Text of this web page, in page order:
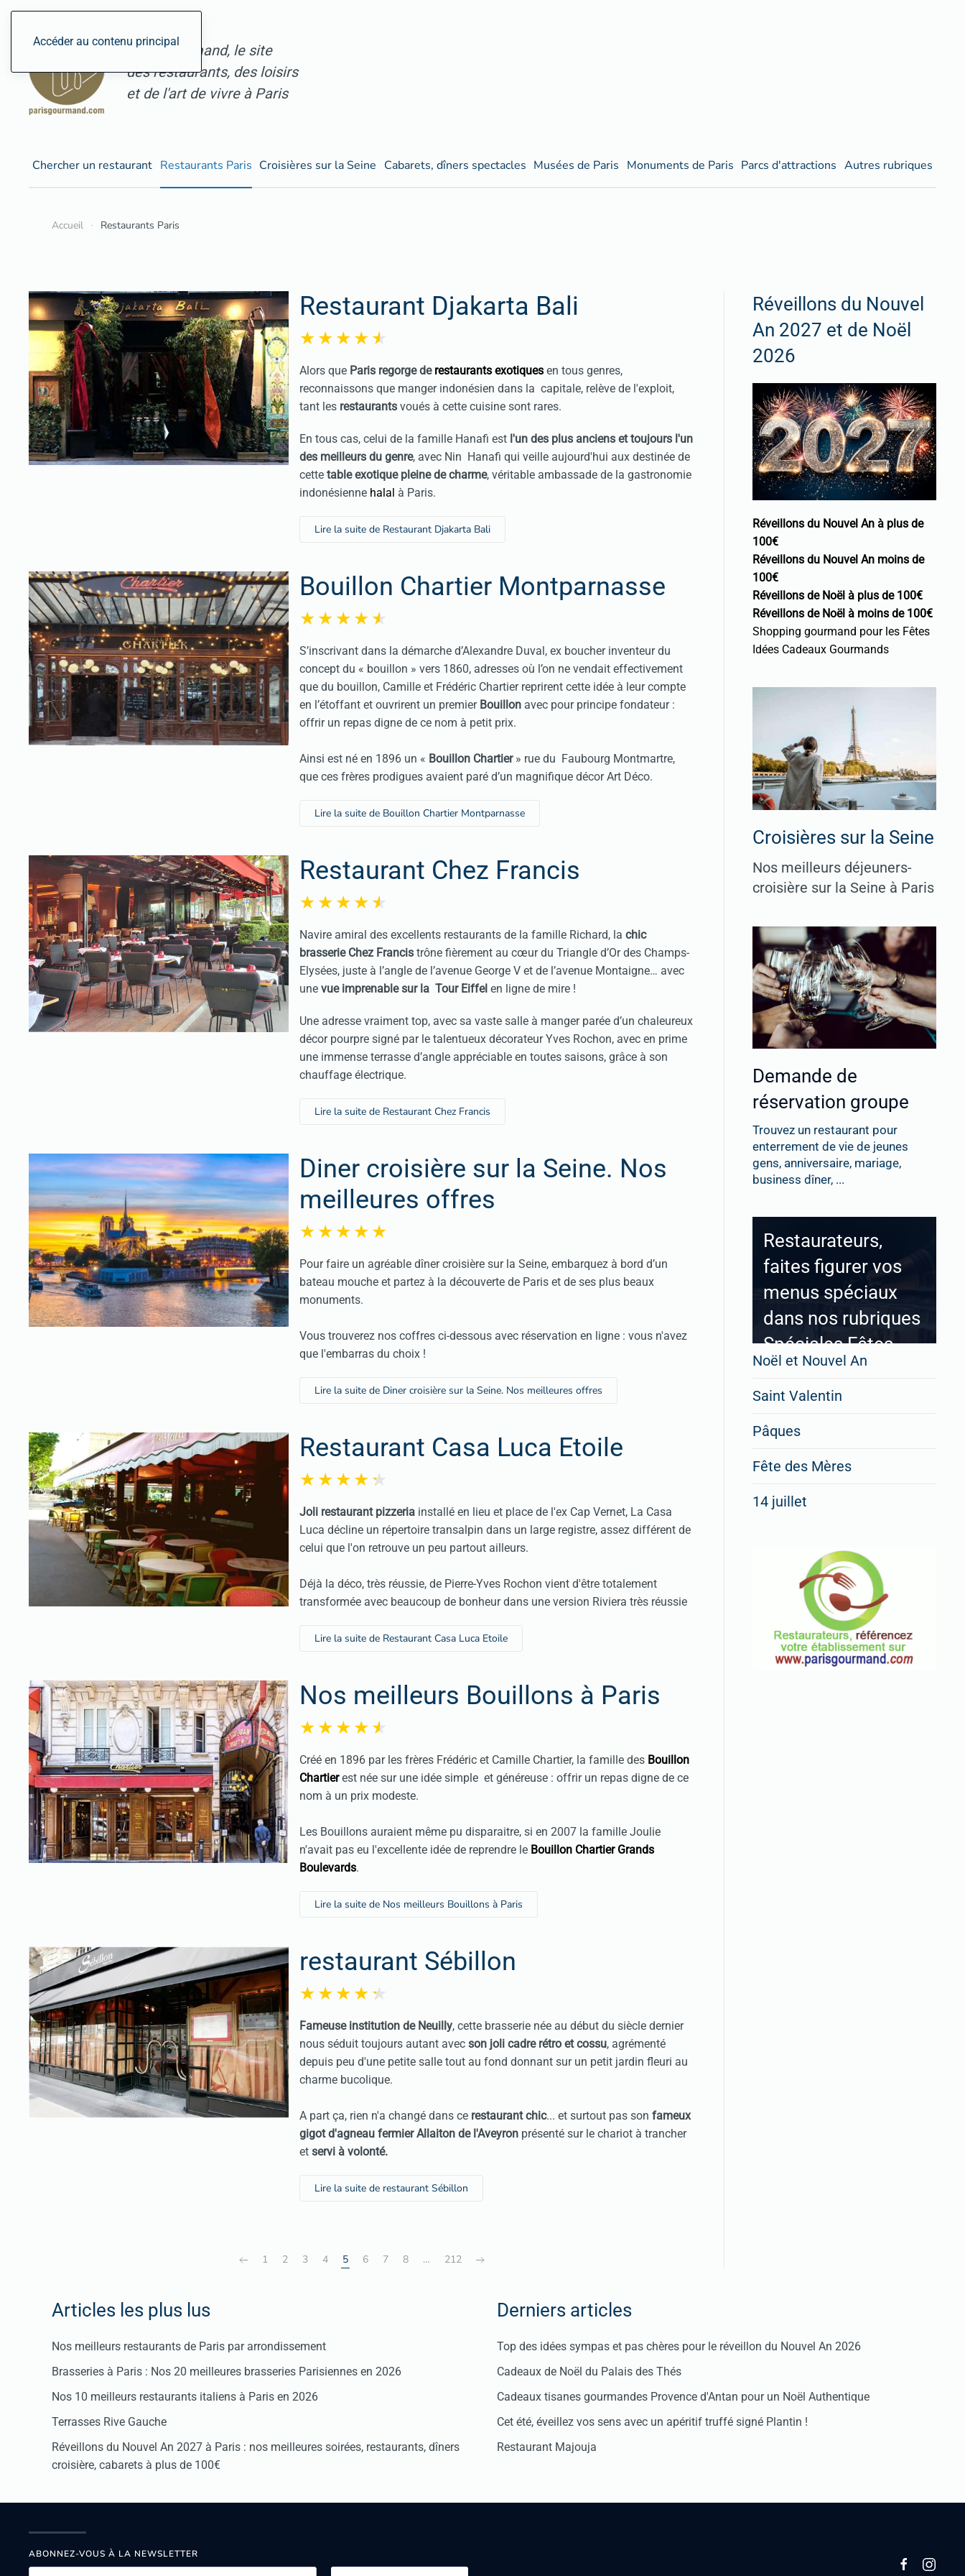
Accéder au contenu principal
ParisGourmand, le site
des restaurants, des loisirs
et de l'art de vivre à Paris
Chercher un restaurant Restaurants Paris Croisières sur la Seine Cabarets, dîners spectacles Musées de Paris Monuments de Paris Parcs d'attractions Autres rubriques
Accueil Restaurants Paris
Restaurant Djakarta Bali
Alors que Paris regorge de restaurantsexotiques en tous genres,
reconnaissons que manger indonésien dans la capitale, relève de l'exploit,
tant les restaurants voués à cette cuisine sont rares.
En tous cas, celui de la famille Hanafi est l'un des plus anciens et toujours l'un
des meilleurs du genre, avec Nin Hanafi qui veille aujourd'hui aux destinée de
cettetable exotique pleine de charme, véritable ambassade de la gastronomie
indonésienne halal à Paris.
Lire la suite de Restaurant Djakarta Bali
Bouillon Chartier Montparnasse
S’inscrivant dans la démarche d’Alexandre Duval, ex boucher inventeur du
concept du « bouillon » vers 1860, adresses où l’on ne vendait effectivement
que du bouillon, Camille et Frédéric Chartier reprirent cette idée à leur compte
en l’étoffant et ouvrirent un premier Bouillon avec pour principe fondateur :
offrir un repas digne de ce nom à petit prix.
Ainsi est né en 1896 un « Bouillon Chartier» rue du Faubourg Montmartre,
que ces frères prodigues avaient paré d’un magnifique décor Art Déco.
Lire la suite de Bouillon Chartier Montparnasse
Restaurant Chez Francis
Navire amiral des excellents restaurants de la famille Richard, lachic
brasserie Chez Francis trône fièrement au cœur du Triangle d’Or des Champs-
Elysées, juste à l’angle de l’avenue George V et de l’avenue Montaigne… avec
unevue imprenable sur la Tour Eiffel en ligne de mire !
Une adresse vraiment top, avec sa vaste salle à manger parée d’un chaleureux
décor pourpre signé par le talentueux décorateur Yves Rochon, avec en prime
une immense terrasse d’angle appréciable en toutes saisons, grâce à son
chauffage électrique.
Lire la suite de Restaurant Chez Francis
Diner croisière sur la Seine. Nos
meilleures offres
Pour faire un agréable dîner croisière sur la Seine, embarquez à bord d’un
bateau mouche et partez à la découverte de Paris et de ses plus beaux
monuments.
Vous trouverez nos coffres ci-dessous avec réservation en ligne : vous n'avez
que l'embarras du choix !
Lire la suite de Diner croisière sur la Seine. Nos meilleures offres
Restaurant Casa Luca Etoile
Joli restaurant pizzeria installé en lieu et place de l'ex Cap Vernet, La Casa
Luca décline un répertoire transalpin dans un large registre, assez différent de
celui que l'on retrouve un peu partout ailleurs.
Déjà la déco, très réussie, de Pierre-Yves Rochon vient d'être totalement
transformée avec beaucoup de bonheur dans une version Riviera très réussie
Lire la suite de Restaurant Casa Luca Etoile
Nos meilleurs Bouillons à Paris
Créé en 1896 par les frères Frédéric et Camille Chartier, la famille des Bouillon
Chartierest née sur une idée simple et généreuse : offrir un repas digne de ce
nom à un prix modeste.
Les Bouillons auraient même pu disparaitre, si en 2007 la famille Joulie
n'avait pas eu l'excellente idée de reprendre le Bouillon Chartier Grands
Boulevards.
Lire la suite de Nos meilleurs Bouillons à Paris
restaurant Sébillon
Fameuse institution de Neuilly, cette brasserie née au début du siècle dernier
nous séduit toujours autant avecson joli cadre rétro et cossu, agrémenté
depuis peu d'une petite salle tout au fond donnant sur un petit jardin fleuri au
charme bucolique.
A part ça, rien n'a changé dans ce restaurantchic... et surtout pas sonfameux
gigot d'agneau fermier Allaiton de l'Aveyron présenté sur le chariot à trancher
etservi à volonté.
Lire la suite de restaurant Sébillon
1 2 3 4 5 6 7 8 … 212
Réveillons du Nouvel
An 2027 et de Noël
2026
Réveillons du Nouvel An à plus de
100€
Réveillons du Nouvel An moins de
100€
Réveillons de Noël à plus de 100€
Réveillons de Noël à moins de 100€
Shopping gourmand pour les Fêtes
Idées Cadeaux Gourmands
Croisières sur la Seine
Nos meilleurs déjeuners-
croisière sur la Seine à Paris
Demande de
réservation groupe
Trouvez un restaurant pour
enterrement de vie de jeunes
gens, anniversaire, mariage,
business dîner, ...
Restaurateurs,
faites figurer vos
menus spéciaux
dans nos rubriques
Spéciales Fêtes
Cliquez ici
Noël et Nouvel An
Saint Valentin
Pâques
Fête des Mères
14 juillet
Articles les plus lus
Nos meilleurs restaurants de Paris par arrondissement
Brasseries à Paris : Nos 20 meilleures brasseries Parisiennes en 2026
Nos 10 meilleurs restaurants italiens à Paris en 2026
Terrasses Rive Gauche
Réveillons du Nouvel An 2027 à Paris : nos meilleures soirées, restaurants, dîners
croisière, cabarets à plus de 100€
Derniers articles
Top des idées sympas et pas chères pour le réveillon du Nouvel An 2026
Cadeaux de Noël du Palais des Thés
Cadeaux tisanes gourmandes Provence d'Antan pour un Noël Authentique
Cet été, éveillez vos sens avec un apéritif truffé signé Plantin !
Restaurant Majouja
ABONNEZ-VOUS À LA NEWSLETTER